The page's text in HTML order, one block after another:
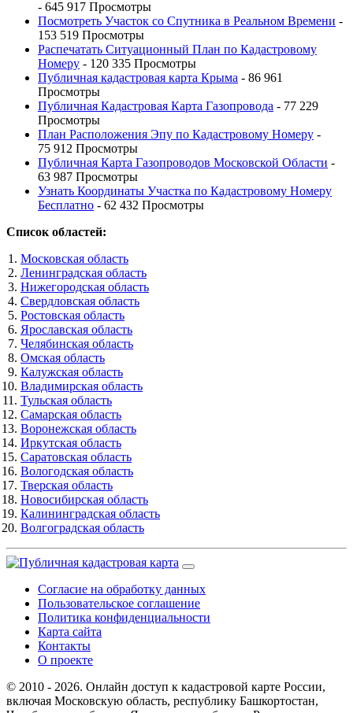
- 645 917 Просмотры
Посмотреть Участок со Спутника в Реальном Времени -
153 519 Просмотры
Распечатать Ситуационный План по Кадастровому
Номеру - 120 335 Просмотры
Публичная кадастровая карта Крыма - 86 961
Просмотры
Публичная Кадастровая Карта Газопровода - 77 229
Просмотры
План Расположения Эпу по Кадастровому Номеру -
75 912 Просмотры
Публичная Карта Газопроводов Московской Области -
63 987 Просмотры
Узнать Координаты Участка по Кадастровому Номеру
Бесплатно - 62 432 Просмотры
Список областей:
Московская область
Ленинградская область
Нижегородская область
Свердловская область
Ростовская область
Ярославская область
Челябинская область
Омская область
Калужская область
Владимирская область
Тульская область
Самарская область
Воронежская область
Иркутская область
Саратовская область
Вологодская область
Тверская область
Новосибирская область
Калининградская область
Волгоградская область
Согласие на обработку данных
Пользовательское соглашение
Политика конфиденциальности
Карта сайта
Контакты
О проекте
© 2010 - 2026. Онлайн доступ к кадастровой карте России,
включая Московскую область, республику Башкортостан,